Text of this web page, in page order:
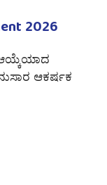
2026
ಆಕರ್ಷಕ